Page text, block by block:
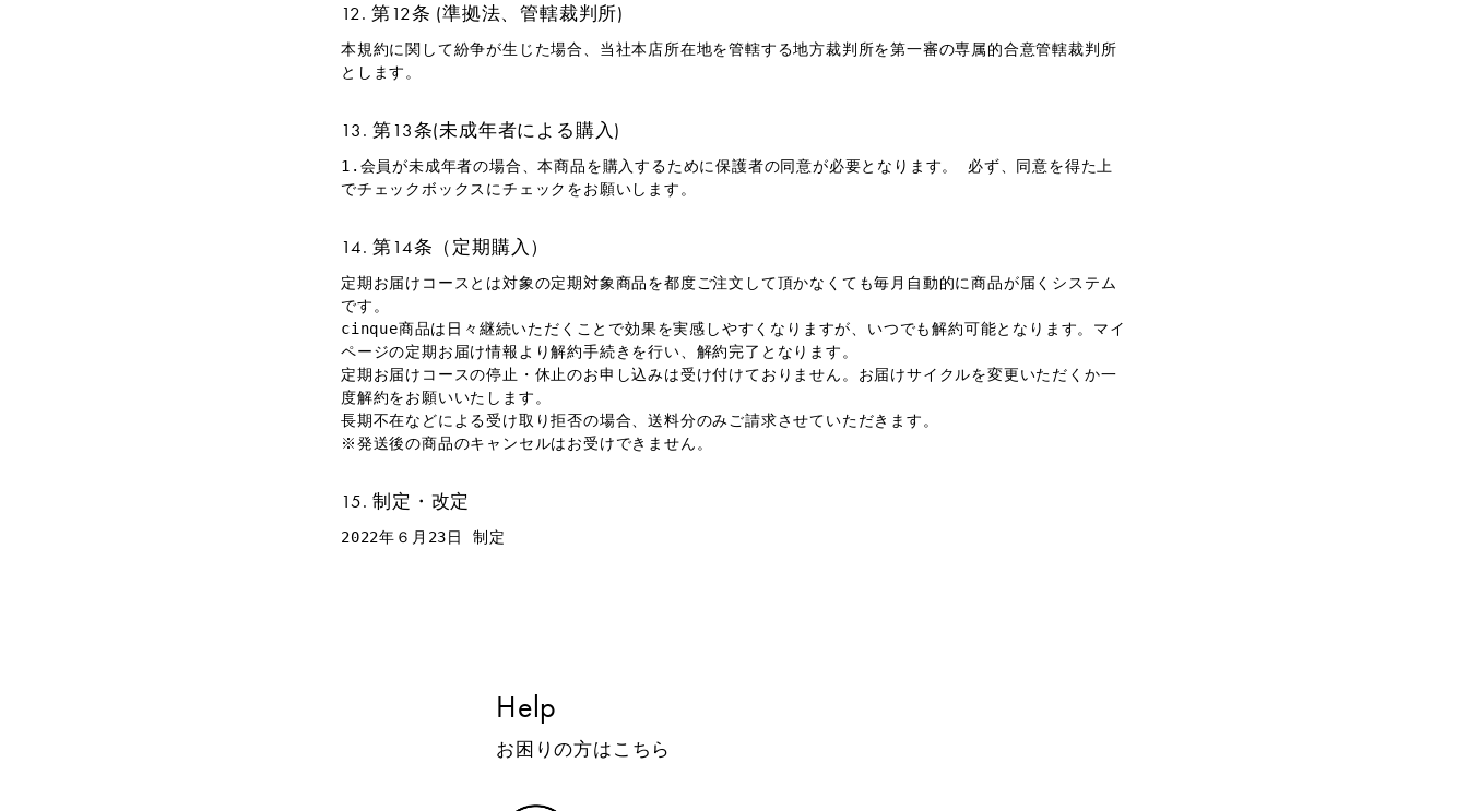
第12条 (準拠法、管轄裁判所)
本規約に関して紛争が生じた場合、当社本店所在地を管轄する地方裁判所を第一審の専属的合意管轄裁判所
とします。
第13条(未成年者による購入)
1.会員が未成年者の場合、本商品を購入するために保護者の同意が必要となります。 必ず、同意を得た上
でチェックボックスにチェックをお願いします。
第14条（定期購入）
定期お届けコースとは対象の定期対象商品を都度ご注文して頂かなくても毎月自動的に商品が届くシステム
です。
cinque商品は日々継続いただくことで効果を実感しやすくなりますが、いつでも解約可能となります。マイ
ページの定期お届け情報より解約手続きを行い、解約完了となります。
定期お届けコースの停止・休止のお申し込みは受け付けておりません。お届けサイクルを変更いただくか一
度解約をお願いいたします。
長期不在などによる受け取り拒否の場合、送料分のみご請求させていただきます。
※発送後の商品のキャンセルはお受けできません。
制定・改定
2022年６月23日 制定
Help
お困りの方はこちら